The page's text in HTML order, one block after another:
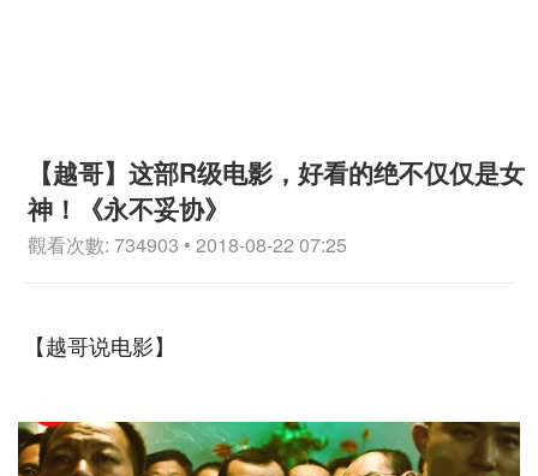
【越哥】这部R级电影，好看的绝不仅仅是女
神！《永不妥协》
觀看次數: 734903 • 2018-08-22 07:25
【越哥说电影】